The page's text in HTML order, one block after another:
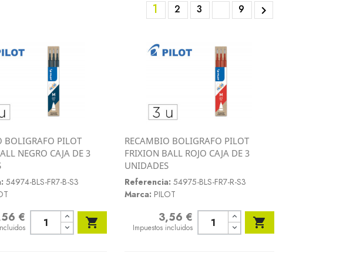
1 2 3 9 
 Vista rápida
BOLIGRAFO PILOT
NEGRO CAJA DE 3
54974-BLS-FR7-B-S3
€ 
 Vista rápida
RECAMBIO BOLIGRAFO PILOT
FRIXION BALL ROJO CAJA DE 3
UNIDADES
Referencia: 54975-BLS-FR7-R-S3
Marca: PILOT
3,56 €
Impuestos incluidos 